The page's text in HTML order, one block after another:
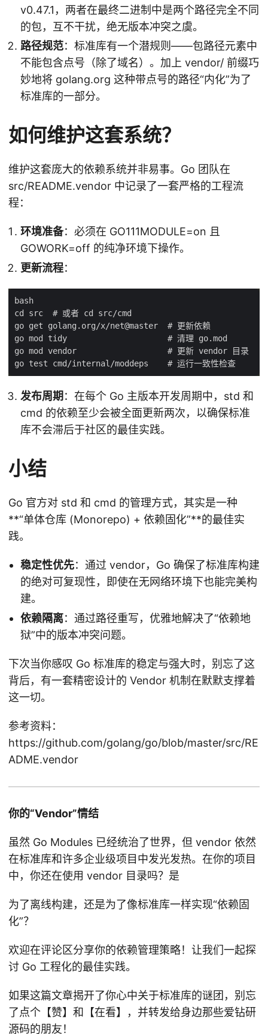
v0.47.1，两者在最终二进制中是两个路径完全不同
的包，互不干扰，绝无版本冲突之虞。
路径规范：标准库有一个潜规则——包路径元素中
不能包含点号（除了域名）。加上 vendor/ 前缀巧
妙地将 golang.org 这种带点号的路径“内化”为了
标准库的一部分。
如何维护这套系统？
维护这套庞大的依赖系统并非易事。Go 团队在
src/README.vendor 中记录了一套严格的工程流
程：
环境准备：必须在 GO111MODULE=on 且
GOWORK=off 的纯净环境下操作。
更新流程：
发布周期 ：在每个 Go 主版本开发周期中，std 和
cmd 的依赖至少会被全面更新两次，以确保标准
库不会滞后于社区的最佳实践。
小结
Go 官方对 std 和 cmd 的管理方式，其实是一种
**“单体仓库 (Monorepo) + 依赖固化”**的最佳实
践。
稳定性优先：通过 vendor，Go 确保了标准库构建
的绝对可复现性，即使在无网络环境下也能完美构
建。
依赖隔离：通过路径重写，优雅地解决了“依赖地
狱”中的版本冲突问题。
下次当你感叹 Go 标准库的稳定与强大时，别忘了这
背后，有一套精密设计的 Vendor 机制在默默支撑着
这一切。
参考资料：
https://github.com/golang/go/blob/master/src/RE
ADME.vendor
你的“Vendor”情结
虽然 Go Modules 已经统治了世界，但 vendor 依然
在标准库和许多企业级项目中发光发热。在你的项目
中，你还在使用 vendor 目录吗？是
为了离线构建，还是为了像标准库一样实现“依赖固
化”？
欢迎在评论区分享你的依赖管理策略！让我们一起探
讨 Go 工程化的最佳实践。
如果这篇文章揭开了你心中关于标准库的谜团，别忘
了点个【赞】和【在看】，并转发给身边那些爱钻研
源码的朋友！